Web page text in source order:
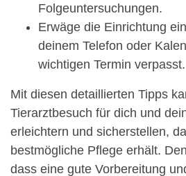
Folgeuntersuchungen.
Erwäge die Einrichtung
deinem Telefon oder
wichtigen Termin verpasst.
Mit diesen detaillierten Tipps
Tierarztbesuch für dich und
erleichtern und sicherstellen,
bestmögliche Pflege erhält.
dass eine gute Vorbereitung